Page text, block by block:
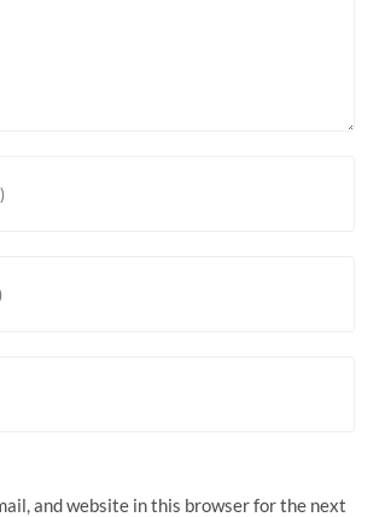
and website in this browser for the next